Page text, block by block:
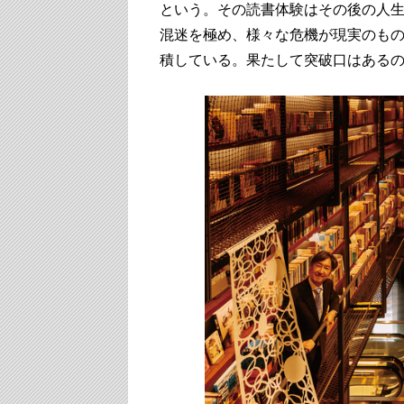
という。その読書体験はその後の人
混迷を極め、様々な危機が現実のも
積している。果たして突破口はある